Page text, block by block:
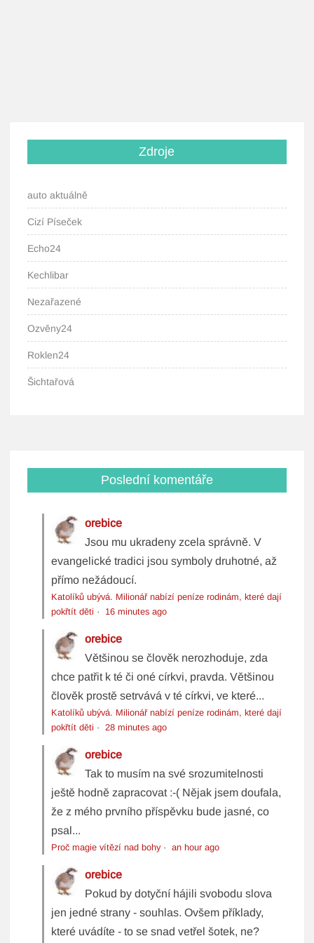
Zdroje
auto aktuálně
Cizí Píseček
Echo24
Kechlibar
Nezařazené
Ozvěny24
Roklen24
Šichtařová
Poslední komentáře
orebice
Jsou mu ukradeny zcela správně. V
evangelické tradici jsou symboly druhotné, až
přímo nežádoucí.
Katolíků ubývá. Milionář nabízí peníze rodinám, které dají
pokřtít děti · 16 minutes ago
orebice
Většinou se člověk nerozhoduje, zda
chce patřit k té či oné církvi, pravda. Většinou
člověk prostě setrvává v té církvi, ve které...
Katolíků ubývá. Milionář nabízí peníze rodinám, které dají
pokřtít děti ·28 minutes ago
orebice
Tak to musím na své srozumitelnosti
ještě hodně zapracovat :-( Nějak jsem doufala,
že z mého prvního příspěvku bude jasné, co
psal...
Proč magie vítězí nad bohy·an hour ago
orebice
Pokud by dotyční hájili svobodu slova
jen jedné strany - souhlas. Ovšem příklady,
které uvádíte - to se snad vetřel šotek, ne?